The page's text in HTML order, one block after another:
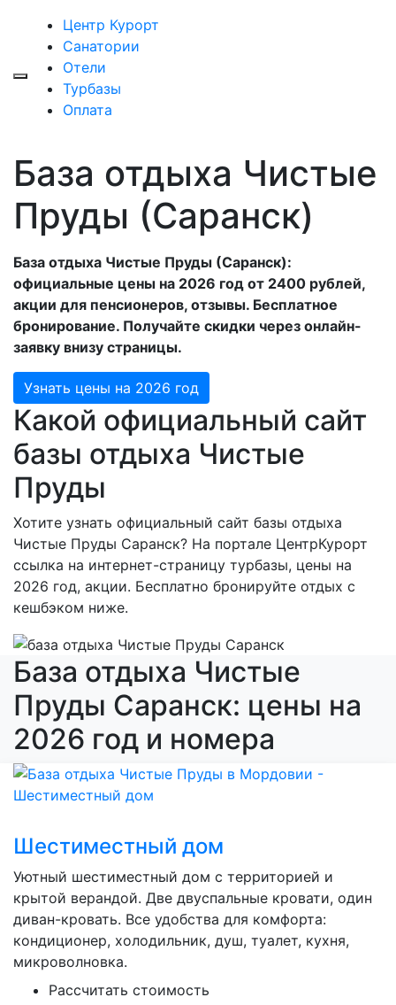
Центр Курорт
Санатории
Отели
Турбазы
Оплата
База отдыха Чистые
Пруды (Саранск)
База отдыха Чистые Пруды (Саранск):
официальные цены на 2026 год от 2400 рублей,
акции для пенсионеров, отзывы. Бесплатное
бронирование. Получайте скидки через онлайн-
заявку внизу страницы.
Узнать цены на 2026 год
Какой официальный сайт
базы отдыха Чистые
Пруды
Хотите узнать официальный сайт базы отдыха
Чистые Пруды Саранск? На портале ЦентрКурорт
ссылка на интернет-страницу турбазы, цены на
2026 год, акции. Бесплатно бронируйте отдых с
кешбэком ниже.
База отдыха Чистые
Пруды Саранск: цены на
2026 год и номера
Шестиместный дом
Уютный шестиместный дом с территорией и
крытой верандой. Две двуспальные кровати, один
диван-кровать. Все удобства для комфорта:
кондиционер, холодильник, душ, туалет, кухня,
микроволновка.
Рассчитать стоимость